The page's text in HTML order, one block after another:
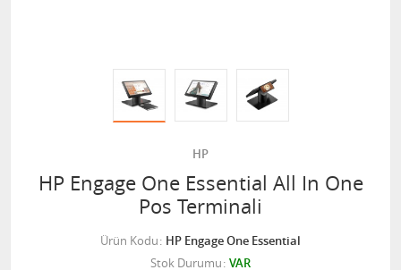
HP
HP Engage One Essential All In One
Pos Terminali
Ürün Kodu HP Engage One Essential
Stok Durumu VAR